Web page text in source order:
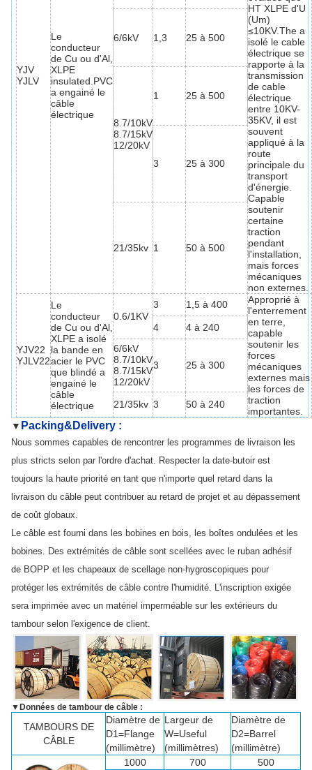
YJV
YJLV
Le
conducteur
de Cu ou d'Al,
XLPE
insulated.PVC
a engainé le
câble
électrique
HT XLPE d'U
(Um)
≤10KV.The a
isolé le cable
électrique se
rapporte à la
transmission
de cable
électrique
entre 10KV-
35KV, il est
souvent
appliqué à la
route
principale du
transport
d'énergie.
Capable
soutenir
certaine
traction
pendant
l'installation,
mais forces
mécaniques
non externes.
6/6kV 1,3 25 à 500
8.7/10kV
8.7/15kV
12/20kV
1 25 à 500
3 25 à 300
21/35kv 1 50 à 500
YJV22
YJLV22
Le
conducteur
de Cu ou d'Al,
XLPE a isolé
la bande en
acier le PVC
que blindé a
engainé le
câble
électrique
0.6/1KV
3 1,5 à 400
Approprié à
l'enterrement
en terre,
capable
soutenir les
forces
mécaniques
externes mais
les forces de
traction
importantes.
4
4 à 240
6/6kV
8.7/10kV
8.7/15kV
12/20kV
3 25 à 300
21/35kv 3
50 à 240
▼ Packing&Delivery :
Nous sommes capables de rencontrer les programmes de livraison les
plus stricts selon par l'ordre d'achat. Respecter la date-butoir est
toujours la haute priorité en tant que n'importe quel retard dans la
livraison du câble peut contribuer au retard de projet et au dépassement
de coût globaux.
Le câble est fourni dans les bobines en bois, les boîtes ondulées et les
bobines. Des extrémités de câble sont scellées avec le ruban adhésif
de BOPP et les chapeaux de scellage non-hygroscopiques pour
protéger les extrémités de câble contre l'humidité. L'inscription exigée
sera imprimée avec un matériel imperméable sur les extérieurs du
tambour selon l'exigence de client.
▼Données de tambour de câble :
TAMBOURS DE
CÂBLE
Diamètre de
D1=Flange
(millimètre)
Largeur de
W=Useful
(millimètres)
Diamètre de
D2=Barrel
(millimètre)
1000
700
500